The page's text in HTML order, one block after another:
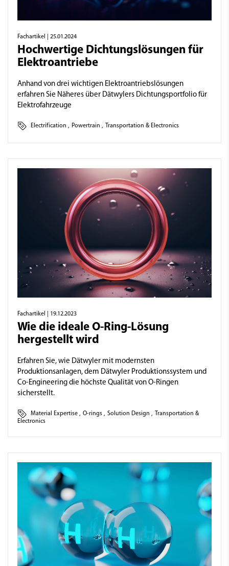
Fachartikel | 25.01.2024
Hochwertige Dichtungslösungen für
Elektroantriebe
Anhand von drei wichtigen Elektroantriebslösungen
erfahren Sie Näheres über Dätwylers Dichtungsportfolio für
Elektrofahrzeuge
Electrification , Powertrain , Transportation & Electronics
Fachartikel | 19.12.2023
Wie die ideale O-Ring-Lösung
hergestellt wird
Erfahren Sie, wie Dätwyler mit modernsten
Produktionsanlagen, dem Dätwyler Produktionssystem und
Co-Engineering die höchste Qualität von O-Ringen
sicherstellt.
Material Expertise , O-rings , Solution Design ,
Transportation &
Electronics